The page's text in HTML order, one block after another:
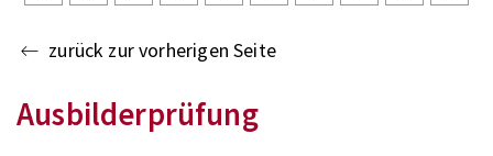
zurück zur vorherigen Seite
Ausbilderprüfung